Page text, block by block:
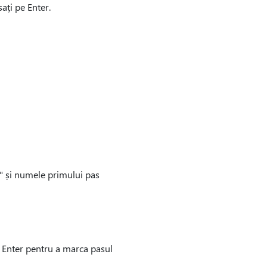
pe Enter.
și numele primului pas
pentru a marca pasul